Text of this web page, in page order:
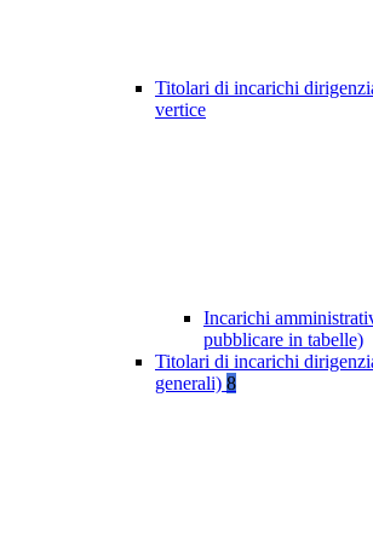
Titolari di incarichi
vertice
Incarichi
pubblicare in tabelle)
Titolari di incarichi
generali) 8